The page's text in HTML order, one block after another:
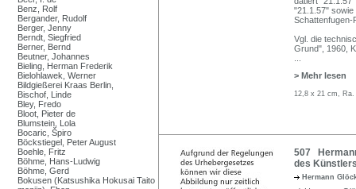
Benz, Rolf
Bergander, Rudolf
Berger, Jenny
Berndt, Siegfried
Berner, Bernd
Beutner, Johannes
Bieling, Herman Frederik
Bielohlawek, Werner
Bildgießerei Kraas Berlin,
Bischof, Linde
Bley, Fredo
Bloot, Pieter de
Blumstein, Lola
Bocaric, Špiro
Böckstiegel, Peter August
Boehle, Fritz
Böhme, Hans-Ludwig
Böhme, Gerd
Bokusen (Katsushika Hokusai Taito
"21.1.57"
Schattenfugen-
Vgl. die
Grund", 1960,
> Mehr lesen
12,8 x 21 cm,
507
des
Hermann